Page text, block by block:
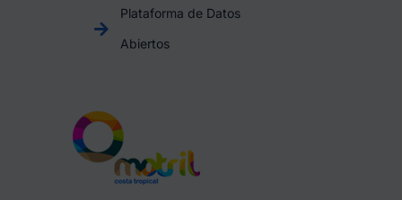
Plataforma de Datos
Abiertos